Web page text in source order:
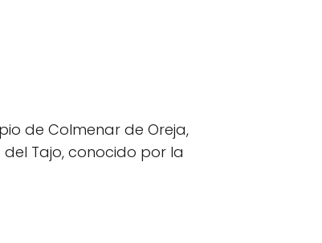
de Colmenar de Oreja,
Tajo, conocido por la